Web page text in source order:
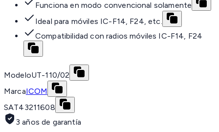
Funciona en modo convencional solamente
Ideal para móviles IC-F14, F24, etc.
Compatibilidad con radios móviles IC-F14, F24
ModeloUT-110/02
MarcaICOM
SAT43211608
3 años de garantía